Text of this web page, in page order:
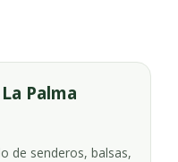
Palma
de senderos, balsas,